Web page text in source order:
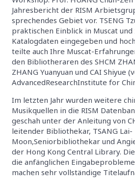
Jahresbericht der RISM
sprechendes Gebiet vor. TSENG
praktischen Einblick in Muscat
Katalogdaten eingegeben und
teilte auch Ihre Muscat-
den Bibliotheraren des SHCM
ZHANG Yuanyuan und CAI Shiyue
AdvancedResearchInstitute for
Im letzten Jahr wurden weitere
Musikquellen in die RISM
geschah unter der Anleitung von
leitender Bibliothekar, TSANG Lai-
Moon,Seniorbibliothekar und
der Hong Kong Central Library.
die anfänglichen
machen sehr vollständige